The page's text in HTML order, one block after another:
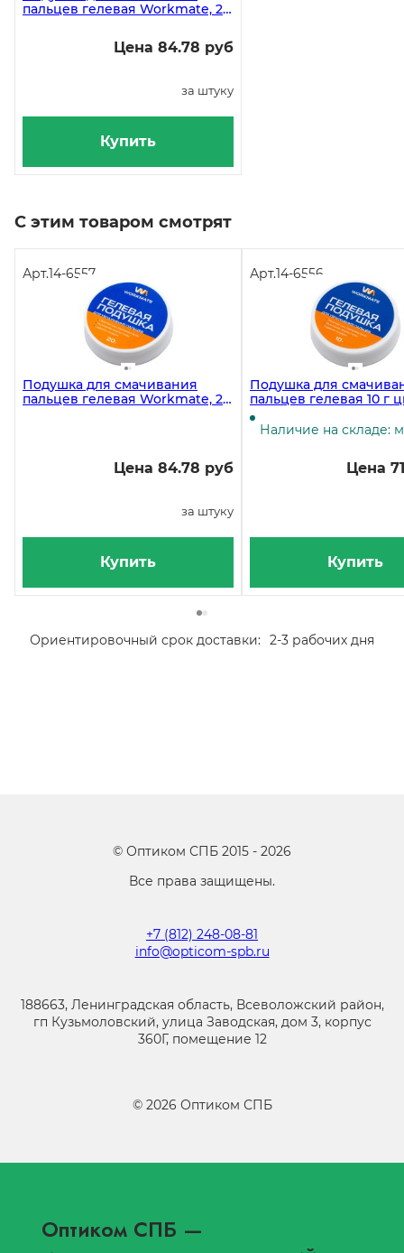
пальцев гелевая Workmate, 20
Цена 84.78 руб
за штуку
Купить
С этим товаром смотрят
Арт.14-6557
Подушка для смачивания
пальцев гелевая Workmate, 20
Цена 84.78 руб
за штуку
Купить
Арт.14-6556
Подушка для
пальцев гелевая 10 г
коробочка
Наличие на складе:
Цена
Купить
Ориентировочный срок доставки: 2-3 рабочих дня
© Оптиком СПБ 2015 - 2026
Все права защищены.
+7 (812) 248-08-81
info@opticom-spb.ru
188663, Ленинградская область, Всеволожский район,
гп Кузьмоловский, улица Заводская, дом 3, корпус
360Г, помещение 12
© 2026 Оптиком СПБ
Оптиком СПБ —